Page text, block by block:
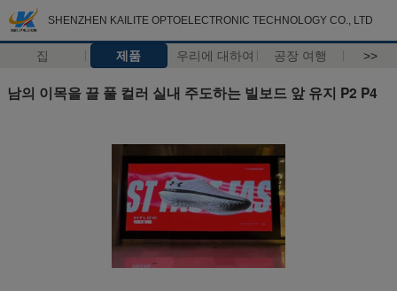
SHENZHEN KAILITE OPTOELECTRONIC TECHNOLOGY CO., LTD
집 제품 우리에 대하여 공장 여행 >>
남의 이목을 끌 풀 컬러 실내 주도하는 빌보드 앞 유지 P2 P4